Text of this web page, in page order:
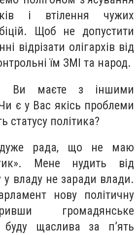
і втілення чужих
Щоб не допустити
відрізати олігархів від
їм ЗМІ та народ.
Ви маєте з іншими
є у Вас якісь проблеми
статусу політика?
дуже рада, що не маю
Мене нудить від
у владу не заради влади.
нову політичну
громадянське
буду щаслива за п’ять